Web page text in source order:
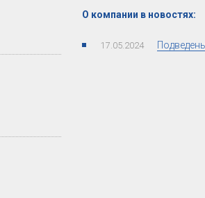
О компании в новостях:
17.05.2024